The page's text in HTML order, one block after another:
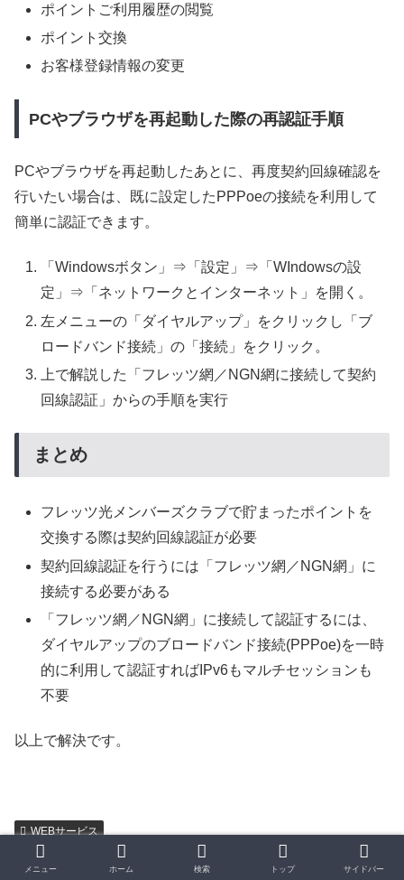
ポイントご利用履歴の閲覧
ポイント交換
お客様登録情報の変更
PCやブラウザを再起動した際の再認証手順
PCやブラウザを再起動したあとに、再度契約回線確認を
行いたい場合は、既に設定したPPPoeの接続を利用して
簡単に認証できます。
「Windowsボタン」⇒「設定」⇒「WIndowsの設
定」⇒「ネットワークとインターネット」を開く。
左メニューの「ダイヤルアップ」をクリックし「ブ
ロードバンド接続」の「接続」をクリック。
上で解説した「フレッツ網／NGN網に接続して契約
回線認証」からの手順を実行
まとめ
フレッツ光メンバーズクラブで貯まったポイントを
交換する際は契約回線認証が必要
契約回線認証を行うには「フレッツ網／NGN網」に
接続する必要がある
「フレッツ網／NGN網」に接続して認証するには、
ダイヤルアップのブロードバンド接続(PPPoe)を一時
的に利用して認証すればIPv6もマルチセッションも
不要
以上で解決です。
WEBサービス
シェアする
メニュー ホーム 検索 トップ サイドバー